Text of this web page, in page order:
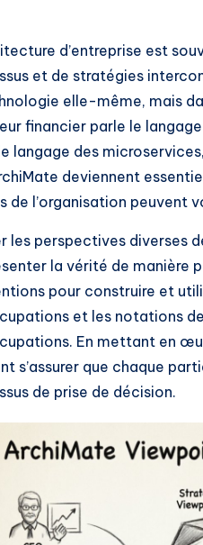
d’entreprise est
et de stratégies
elle-même, mais
financier parle le
langage des
deviennent
de l’organisation peuvent
les perspectives diverses
la vérité de manière
pour construire et
et les notations
En mettant en
s’assurer que chaque
de prise de décision.